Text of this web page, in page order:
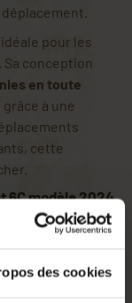
des cookies
pour les
conception
en toute
à une
cette
6C modèle 2024